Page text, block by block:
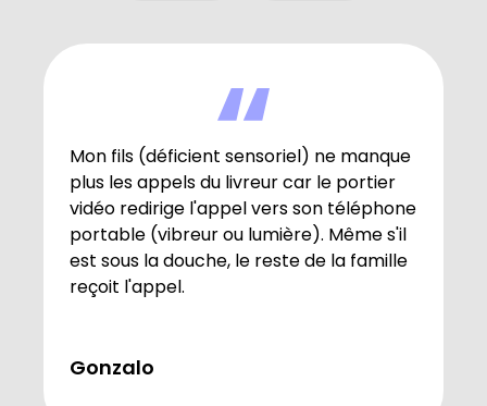
Mon fils (déficient sensoriel) ne manque
plus les appels du livreur car le portier
vidéo redirige l'appel vers son téléphone
portable (vibreur ou lumière). Même s'il
est sous la douche, le reste de la famille
reçoit l'appel.
Gonzalo